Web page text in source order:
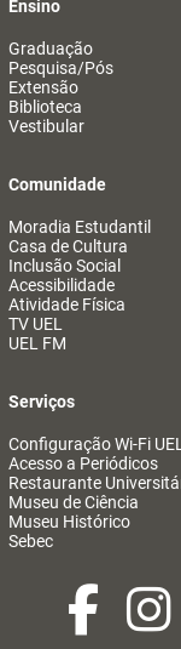
Ensino
Graduação
Pesquisa/Pós
Extensão
Biblioteca
Vestibular
Comunidade
Moradia Estudantil
Casa de Cultura
Inclusão Social
Acessibilidade
Atividade Física
TV UEL
UEL FM
Serviços
Configuração Wi-Fi UEL
Acesso a Periódicos
Restaurante
Museu de Ciência
Museu Histórico
Sebec